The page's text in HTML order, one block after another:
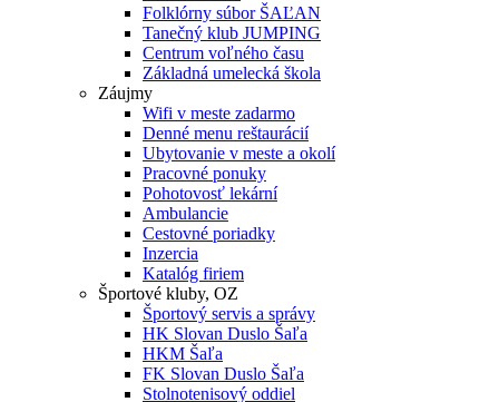
Folklórny súbor ŠAĽAN
Tanečný klub JUMPING
Centrum voľného času
Základná umelecká škola
Záujmy
Wifi v meste zadarmo
Denné menu reštaurácií
Ubytovanie v meste a okolí
Pracovné ponuky
Pohotovosť lekární
Ambulancie
Cestovné poriadky
Inzercia
Katalóg firiem
Športové kluby, OZ
Športový servis a správy
HK Slovan Duslo Šaľa
HKM Šaľa
FK Slovan Duslo Šaľa
Stolnotenisový oddiel